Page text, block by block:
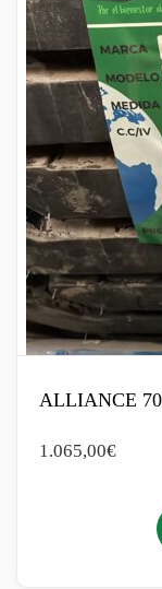
ALLIANCE
1.065,00€